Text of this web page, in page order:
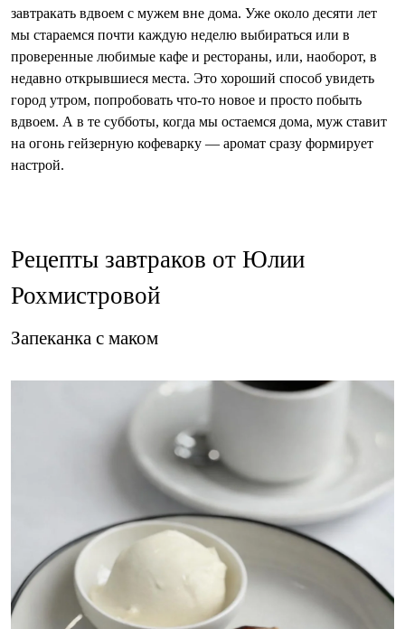
завтракать вдвоем с мужем вне дома. Уже около десяти лет
мы стараемся почти каждую неделю выбираться или в
проверенные любимые кафе и рестораны, или, наоборот, в
недавно открывшиеся места. Это хороший способ увидеть
город утром, попробовать что-то новое и просто побыть
вдвоем. А в те субботы, когда мы остаемся дома, муж ставит
на огонь гейзерную кофеварку — аромат сразу формирует
настрой.
Рецепты завтраков от Юлии
Рохмистровой
Запеканка с маком